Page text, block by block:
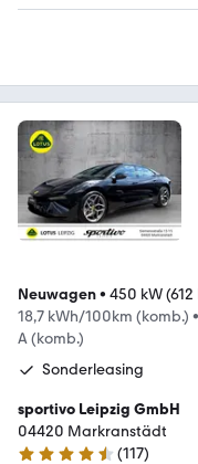
Neuwagen• 450 kW (612
18,7 kWh/100km (komb.) •
A (komb.)
Sonderleasing
sportivo Leipzig GmbH
04420 Markranstädt
(117)